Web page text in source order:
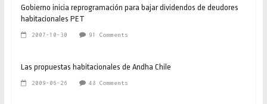
Gobierno inicia reprogramación para bajar dividendos de deudores
habitacionales PET
2007-10-30 91 Comments
Las propuestas habitacionales de Andha Chile
2009-06-26 48 Comments